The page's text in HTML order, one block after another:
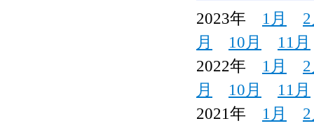
2023年 1月
月
10月
11月
2022年 1月
月
10月
11月
2021年 1月